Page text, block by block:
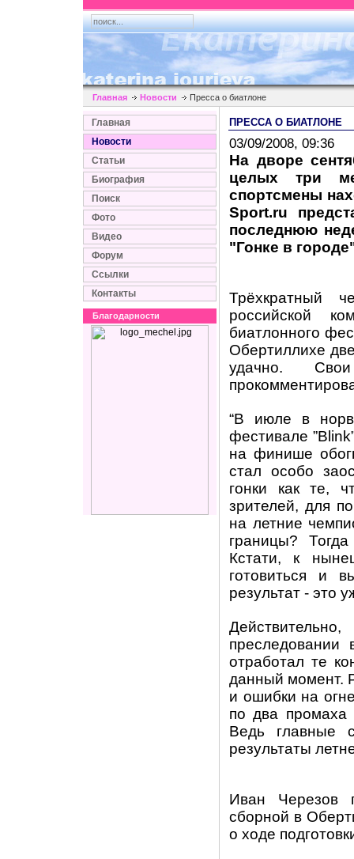
Главная Новости Пресса о биатлоне
Главная
Новости
Статьи
Биография
Поиск
Фото
Видео
Форум
Ссылки
Контакты
Благодарности
ПРЕССА О БИАТЛОНЕ
03/09/2008, 09:36
На дворе
целых три
спортсмены
Sport.ru
последнюю
"Гонке в
Трёхкратный
российской
биатлонного
Обертиллихе
удачно.
“В июле в
фестивале
на финише
стал особо
гонки как те,
зрителей, для
на летние
границы?
Кстати, к
готовиться и
результат - это
отработал те
данный момент.
и ошибки на
по два промаха
Ведь главные
результаты
Иван Черезов
сборной в
о ходе